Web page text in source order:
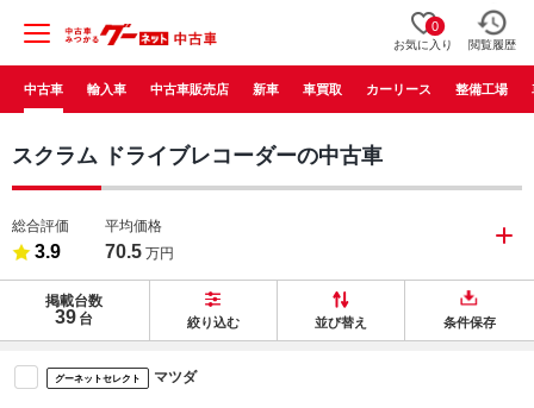
0
お気に入り 閲覧履歴
中古車 輸入車 中古車販売店 新車 車買取 カーリース 整備工場
スクラム ドライブレコーダーの中古車
総合評価
3.9
平均価格
70.5 万円
掲載台数
39 台 絞り込む 並び替え 条件保存
グーネットセレクト マツダ